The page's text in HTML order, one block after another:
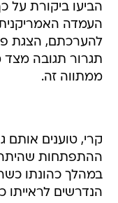
הביעו ביקורת על
העמדה
להערכתם, הצגת
תגרור תגובה
ממתווה זה.
קרי, טוענים אותם
ההתפתחות שהיתה
במהלך כהונתו
הנדרשים לראייתו